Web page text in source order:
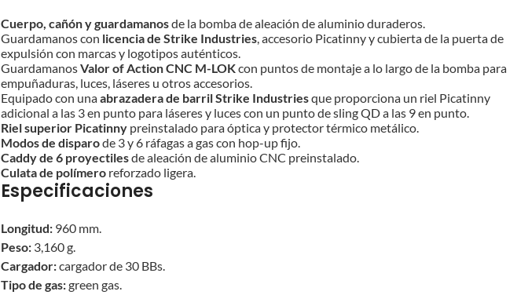
Cuerpo, cañón y guardamanosde la bomba de aleación de aluminio duraderos.
Guardamanos con licencia de Strike Industries, accesorio Picatinny y cubierta de la puerta de
expulsión con marcas y logotipos auténticos.
GuardamanosValor of Action CNC M-LOKcon puntos de montaje a lo largo de la bomba para
empuñaduras, luces, láseres u otros accesorios.
Equipado con unaabrazadera de barril Strike Industriesque proporciona un riel Picatinny
adicional a las 3 en punto para láseres y luces con un punto de sling QD a las 9 en punto.
Riel superior Picatinny preinstalado para óptica y protector térmico metálico.
Modos de disparode 3 y 6 ráfagas a gas con hop-up fijo.
Caddy de 6 proyectilesde aleación de aluminio CNC preinstalado.
Culata de polímero reforzado ligera.
Especificaciones
Longitud: 960 mm.
Peso: 3,160 g.
Cargador:cargador de 30 BBs.
Tipo de gas:green gas.